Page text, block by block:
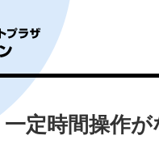
一定時間操作